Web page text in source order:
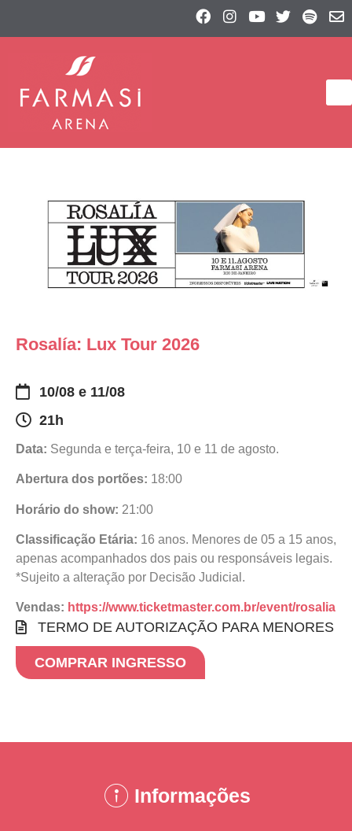
Rosalía: Lux Tour 2026
10/08 e 11/08
21h
Data: Segunda e terça-feira, 10 e 11 de agosto.
Abertura dos portões: 18:00
Horário do show: 21:00
Classificação Etária: 16 anos. Menores de 05 a 15 anos,
apenas acompanhados dos pais ou responsáveis legais.
*Sujeito a alteração por Decisão Judicial.
Vendas: https://www.ticketmaster.com.br/event/rosalia
TERMO DE AUTORIZAÇÃO PARA MENORES
COMPRAR INGRESSO
Informações